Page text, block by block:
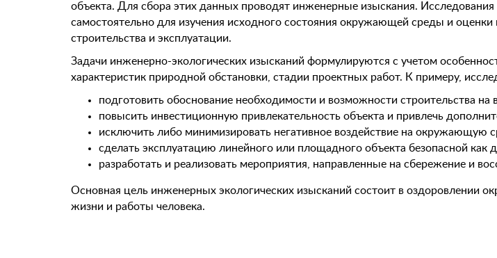
объекта. Для сбора этих данных проводят инженерные изыскания.
самостоятельно для изучения исходного состояния окружающей среды и
строительства и эксплуатации.
Задачи инженерно-экологических изысканий формулируются с учетом
характеристик природной обстановки, стадии проектных работ. К примеру,
подготовить обоснование необходимости и возможности строительства на
повысить инвестиционную привлекательность объекта и привлечь
исключить либо минимизировать негативное воздействие на окружающую
сделать эксплуатацию линейного или площадного объекта безопасной как
разработать и реализовать мероприятия, направленные на сбережение и
Основная цель инженерных экологических изысканий состоит в оздоровлении
жизни и работы человека.